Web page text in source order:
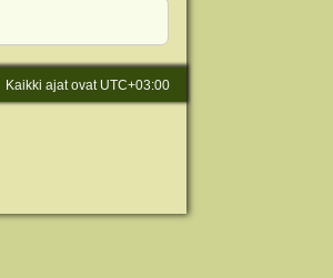
Kaikki ajat ovat UTC+03:00